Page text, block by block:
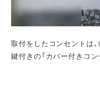
取付をしたコンセントは
鍵付きの「カバー付きコン